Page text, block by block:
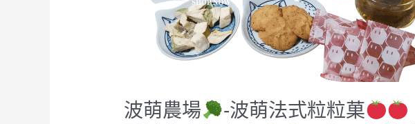
波萌農場 -波萌法式粒粒菓
法
式
粒